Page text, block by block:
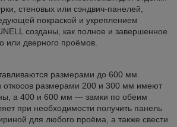
стеновых или сэндвич-панелей,
покраской и укреплением
созданы, как полное и завершенное
или дверного проёмов.
размерами до 600 мм.
откосов размерами 200 и 300 мм имеют
а 400 и 600 мм — замки по обеим
при необходимости получить панель
для любого проёма, а также свести